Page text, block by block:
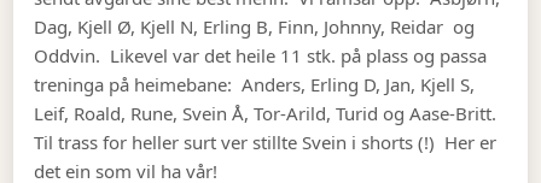
Dag, Kjell Ø, Kjell N, Erling B, Finn, Johnny, Reidar og
Oddvin. Likevel var det heile 11 stk. på plass og passa
treninga på heimebane: Anders, Erling D, Jan, Kjell S,
Leif, Roald, Rune, Svein Å, Tor-Arild, Turid og Aase-Britt.
Til trass for heller surt ver stillte Svein i shorts (!) Her er
det ein som vil ha vår!